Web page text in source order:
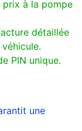
prix à la pompe
détaillée
PIN unique.
une